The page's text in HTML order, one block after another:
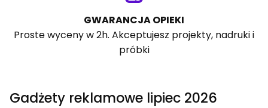
GWARANCJA OPIEKI
Proste wyceny w 2h. Akceptujesz projekty, nadruki i
próbki
Gadżety reklamowe lipiec 2026